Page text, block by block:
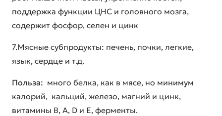
поддержка функции ЦНС и головного мозга,
содержит фосфор, селен и цинк
7.Мясные субпродукты: печень, почки, легкие,
язык, сердце и т.д.
Польза: много белка, как в мясе, но минимум
калорий, кальций, железо, магний и цинк,
витамины B, A, D и E, ферменты.